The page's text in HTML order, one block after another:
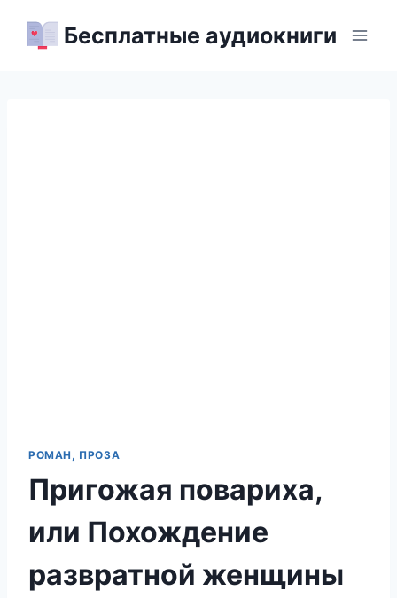
Бесплатные аудиокниги
РОМАН, ПРОЗА
Пригожая повариха,
или Похождение
развратной женщины